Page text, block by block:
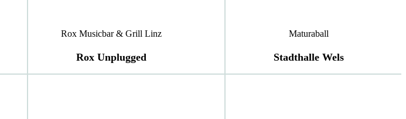
Rox Musicbar & Grill Linz
Rox Unplugged
Maturaball
Stadthalle Wels